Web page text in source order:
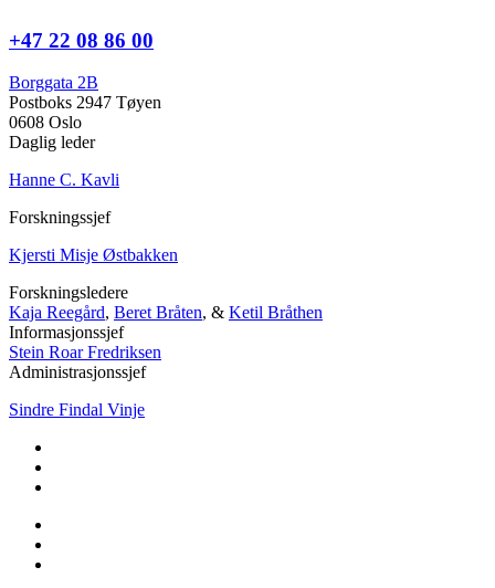
+47 22 08 86 00
Borggata 2B
Postboks 2947 Tøyen
0608 Oslo
Daglig leder
Hanne C. Kavli
Forskningssjef
Kjersti Misje Østbakken
Forskningsledere
Kaja Reegård, Beret Bråten, & Ketil Bråthen
Informasjonssjef
Stein Roar Fredriksen
Administrasjonssjef
Sindre Findal Vinje